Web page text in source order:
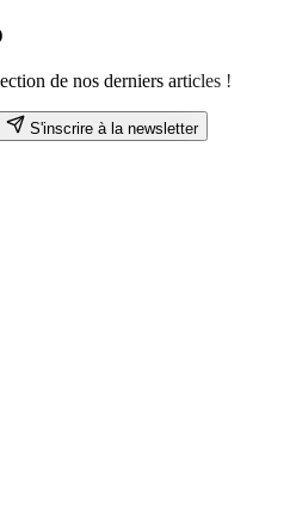
de nos derniers articles !
S'inscrire à la newsletter